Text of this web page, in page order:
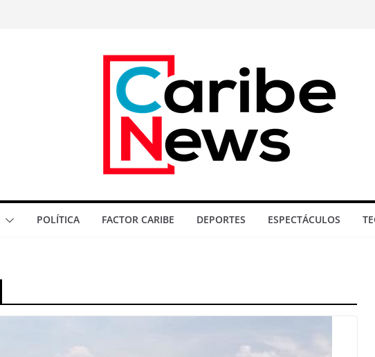
POLÍTICA FACTOR CARIBE DEPORTES ESPECTÁCULOS